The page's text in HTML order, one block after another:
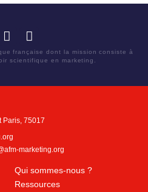
française dont la mission consiste à
scientifique en marketing.
Paris, 75017
marketing.org
Qui sommes-nous ?
Ressources